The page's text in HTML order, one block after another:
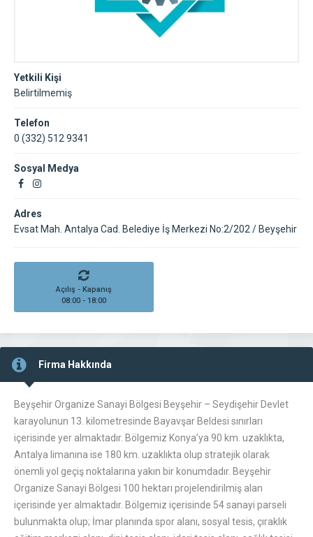
Yetkili Kişi
Belirtilmemiş
Telefon
0 (332) 512 9341
Sosyal Medya
Adres
Evsat Mah. Antalya Cad. Belediye İş Merkezi No:2/202 / Beyşehir
Açılış - Kapanış
08:00 - 18:00
Firma Hakkında
Beyşehir Organize Sanayi Bölgesi Beyşehir – Seydişehir Devlet
karayolunun 13. kilometresinde Bayavşar Beldesi sınırları
içerisinde yer almaktadır. Bölgemiz Konya’ya 90 km. uzaklıkta,
Antalya limanına ise 180 km. uzaklıkta olup stratejik olarak
önemli yol geçiş noktalarına yakın bir konumdadır. Beyşehir
Organize Sanayi Bölgesi 100 hektarı projelendirilmiş alan
içerisinde yer almaktadır. Bölgemiz içerisinde 54 sanayi parseli
bulunmakta olup; İmar planında spor alanı, sosyal tesis, çıraklık